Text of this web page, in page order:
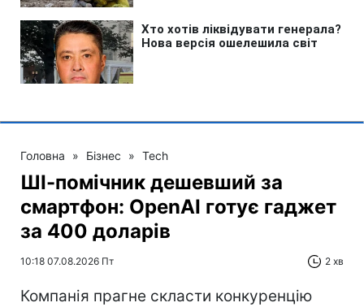
Головна » Бізнес » Tech
ШІ-помічник дешевший за
смартфон: OpenAI готує гаджет
за 400 доларів
10:18 07.08.2026 Пт 2 хв
Компанія прагне скласти конкуренцію